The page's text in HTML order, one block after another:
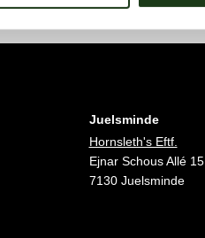
Juelsminde
Hornsleth's Eftf.
Ejnar Schous Allé 15
7130 Juelsminde